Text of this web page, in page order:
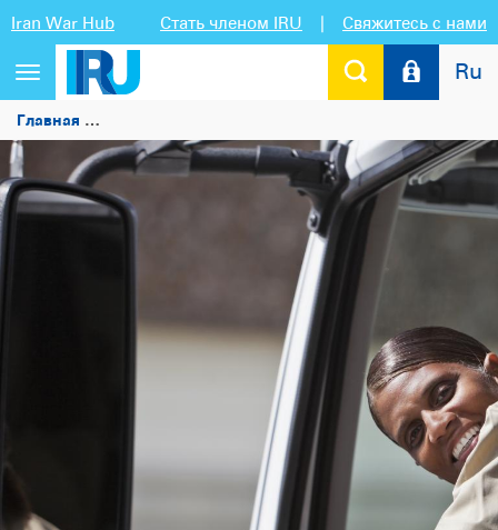
Iran War Hub Стать членом IRU | Свяжитесь с нами
Переключить
навигацию
Ru
Главная